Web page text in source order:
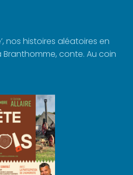
nos histoires aléatoires en
conte. Au coin